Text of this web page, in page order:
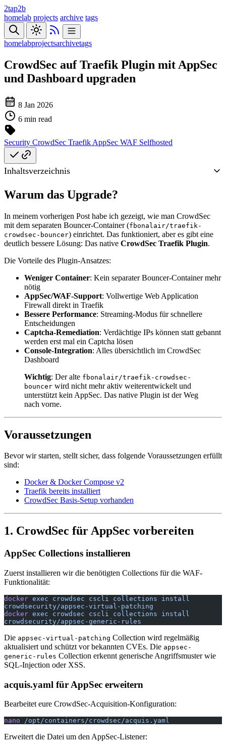
2tap2b
homelab projects archive tags
homelabprojectsarchivetags
CrowdSec auf Traefik Plugin mit AppSec
und Dashboard upgraden
8 Jan 2026
6 min read
Security CrowdSec Traefik AppSec WAF Selfhosted
Inhaltsverzeichnis
Warum das Upgrade?
In meinem vorherigen Post habe ich gezeigt, wie man CrowdSec
mit dem separaten Bouncer-Container (fbonalair/traefik-
crowdsec-bouncer) einrichtet. Das funktioniert, aber es gibt eine
deutlich bessere Lösung: Das native CrowdSec Traefik Plugin.
Die Vorteile des Plugin-Ansatzes:
Weniger Container: Kein separater Bouncer-Container mehr
nötig
AppSec/WAF-Support: Vollwertige Web Application
Firewall direkt in Traefik
Bessere Performance: Streaming-Modus für schnellere
Entscheidungen
Captcha-Remediation: Verdächtige IPs können statt gebannt
werden erst mal ein Captcha lösen
Console-Integration: Alles übersichtlich im CrowdSec
Dashboard
Wichtig: Der alte fbonalair/traefik-crowdsec-
bouncer wird nicht mehr aktiv weiterentwickelt und
unterstützt kein AppSec. Das native Plugin ist der Weg
nach vorne.
Voraussetzungen
Bevor wir starten, stellt sicher, dass folgende Voraussetzungen erfüllt
sind:
Docker & Docker Compose v2
Traefik bereits installiert
CrowdSec Basis-Setup vorhanden
1. CrowdSec für AppSec vorbereiten
AppSec Collections installieren
Zuerst installieren wir die benötigten Collections für die WAF-
Funktionalität:
docker exec crowdsec cscli collections install
crowdsecurity/appsec-virtual-patching
docker exec crowdsec cscli collections install
crowdsecurity/appsec-generic-rules
Die appsec-virtual-patching Collection wird regelmäßig
aktualisiert und schützt vor bekannten CVEs. Die appsec-
generic-rules Collection erkennt generische Angriffsmuster wie
SQL-Injection oder XSS.
acquis.yaml für AppSec erweitern
Bearbeitet eure CrowdSec-Acquisition-Konfiguration:
nano /opt/containers/crowdsec/acquis.yaml
Erweitert die Datei um den AppSec-Listener: